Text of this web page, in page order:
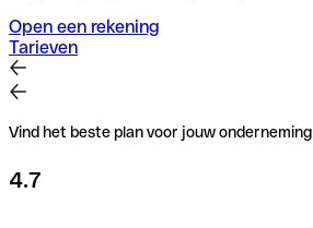
Open een rekening
Tarieven
Vind het beste plan voor jouw onderneming
4.7